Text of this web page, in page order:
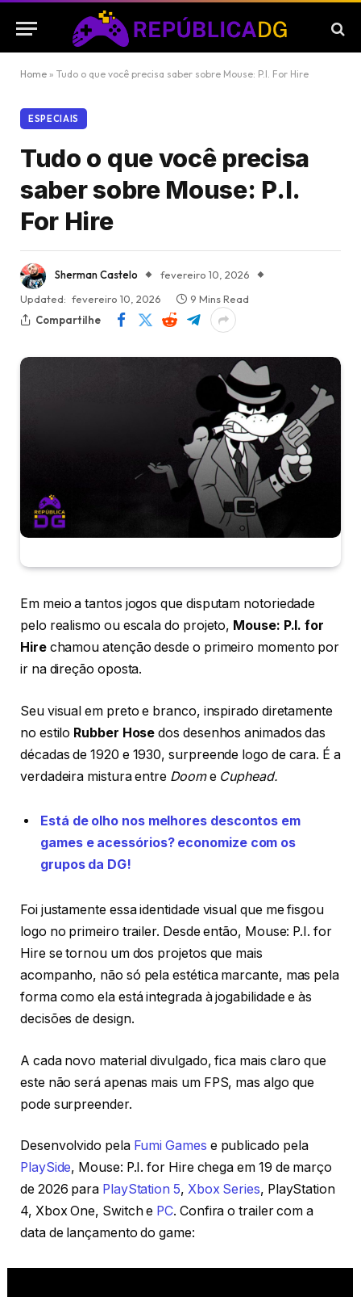
Home » Tudo o que você precisa saber sobre Mouse: P.I. For Hire
ESPECIAIS
Tudo o que você precisa
saber sobre Mouse: P.I.
For Hire
Sherman Castelo
fevereiro 10, 2026
Updated: fevereiro 10, 2026
9 Mins Read
Compartilhe
Em meio a tantos jogos que disputam notoriedade
pelo realismo ou escala do projeto, Mouse: P.I. for
Hirechamou atenção desde o primeiro momento por
ir na direção oposta.
Seu visual em preto e branco, inspirado diretamente
no estilo Rubber Hose dos desenhos animados das
décadas de 1920 e 1930, surpreende logo de cara. É a
verdadeira mistura entre Doome Cuphead.
Está de olho nos melhores descontos em
games e acessórios? economize com os
grupos da DG!
Foi justamente essa identidade visual que me fisgou
logo no primeiro trailer. Desde então, Mouse: P.I. for
Hire se tornou um dos projetos que mais
acompanho, não só pela estética marcante, mas pela
forma como ela está integrada à jogabilidade e às
decisões de design.
A cada novo material divulgado, fica mais claro que
este não será apenas mais um FPS, mas algo que
pode surpreender.
Desenvolvido pela Fumi Games e publicado pela
PlaySide, Mouse: P.I. for Hire chega em 19 de março
de 2026 para PlayStation 5, Xbox Series, PlayStation
4, Xbox One, Switch e PC. Confira o trailer com a
data de lançamento do game: